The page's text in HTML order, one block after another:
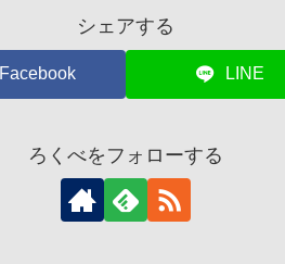
シェアする
Facebook LINE
ろくべをフォローする